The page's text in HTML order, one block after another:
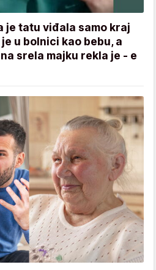
je tatu viđala samo kraj
u bolnici kao bebu, a
srela majku rekla je - e